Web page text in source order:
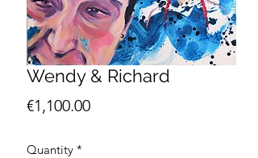
Wendy & Richard
€1,100.00Price
Quantity *